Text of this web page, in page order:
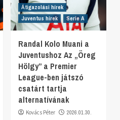
Átigazolási hírek
Juventus hírek
Serie A
Randal Kolo Muani a
Juventushoz Az „Öreg
Hölgy” a Premier
League-ben játszó
csatárt tartja
alternatívának
Kovács Péter 2026.01.30.